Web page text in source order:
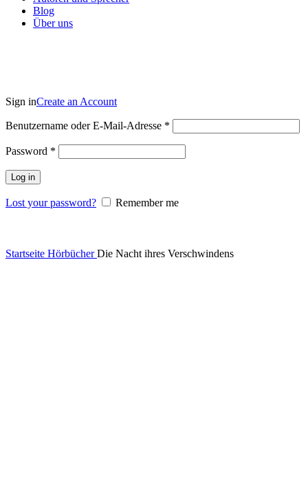
Blog
Über uns
Sign inCreate an Account
Benutzername oder E-Mail-Adresse *
Password *
Log in
Lost your password? Remember me
Startseite HörbücherDie Nacht ihres Verschwindens